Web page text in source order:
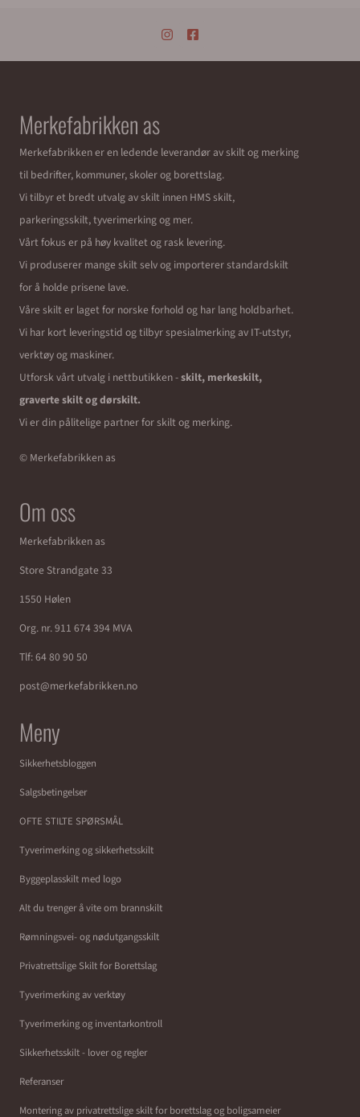
Merkefabrikken as
Merkefabrikken er en ledende leverandør av skilt og merking
til bedrifter, kommuner, skoler og borettslag.
Vi tilbyr et bredt utvalg av skilt innen HMS skilt,
parkeringsskilt, tyverimerking og mer.
Vårt fokus er på høy kvalitet og rask levering.
Vi produserer mange skilt selv og importerer standardskilt
for å holde prisene lave.
Våre skilt er laget for norske forhold og har lang holdbarhet.
Vi har kort leveringstid og tilbyr spesialmerking av IT-utstyr,
verktøy og maskiner.
Utforsk vårt utvalg i nettbutikken -skilt, merkeskilt,
graverte skilt og dørskilt.
Vi er din pålitelige partner for skilt og merking.
© Merkefabrikken as
Om oss
Merkefabrikken as
Store Strandgate 33
1550 Hølen
Org. nr. 911 674 394 MVA
Tlf:64 80 90 50
post@merkefabrikken.no
Meny
Sikkerhetsbloggen
Salgsbetingelser
OFTE STILTE SPØRSMÅL
Tyverimerking og sikkerhetsskilt
Byggeplasskilt med logo
Alt du trenger å vite om brannskilt
Rømningsvei- og nødutgangsskilt
Privatrettslige Skilt for Borettslag
Tyverimerking av verktøy
Tyverimerking og inventarkontroll
Sikkerhetsskilt - lover og regler
Referanser
Montering av privatrettslige skilt for borettslag og boligsameier